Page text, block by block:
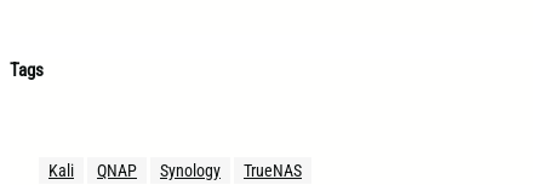
Tags
Kali QNAP Synology TrueNAS